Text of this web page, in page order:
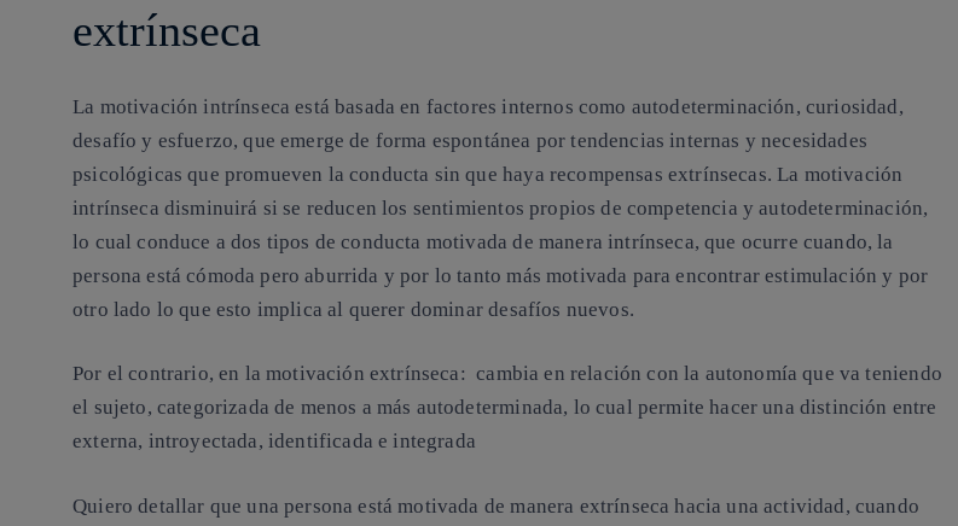
extrínseca
La motivación intrínseca está basada en factores internos como autodeterminación, curiosidad,
desafío y esfuerzo, que emerge de forma espontánea por tendencias internas y necesidades
psicológicas que promueven la conducta sin que haya recompensas extrínsecas. La motivación
intrínseca disminuirá si se reducen los sentimientos propios de competencia y autodeterminación,
lo cual conduce ados tipos de conducta motivada de manera intrínseca, que ocurre cuando, la
persona está cómoda pero aburrida y por lo tanto más motivada para encontrar estimulación y por
otro lado lo que esto implica al querer dominar desafíos nuevos.
Por el contrario,en la motivación extrínseca: cambia en relación con la autonomía que va teniendo
el sujeto, categorizada de menos a más autodeterminada, lo cual permite hacer una distinción entre
externa, introyectada, identificada e integrada
Quiero detallar que una persona está motivada de manera extrínseca hacia una actividad, cuando